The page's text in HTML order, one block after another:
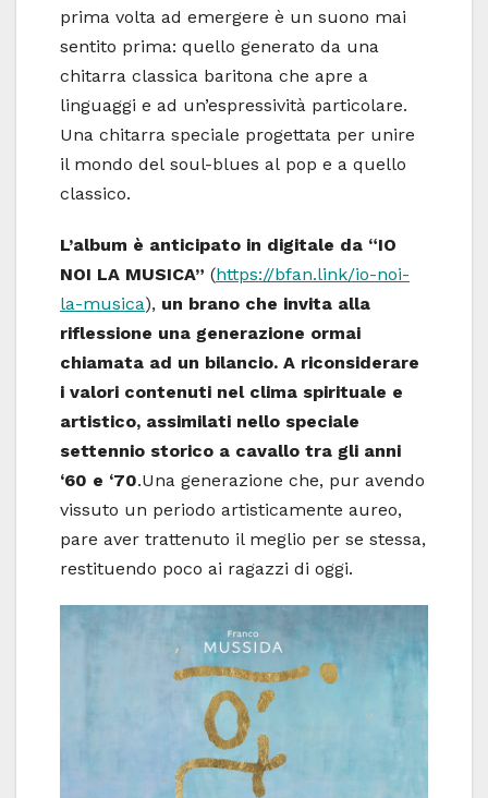
prima volta ad emergere è un suono mai
sentito prima: quello generato da una
chitarra classica baritona che apre a
linguaggi e ad un’espressività particolare.
Una chitarra speciale progettata per unire
il mondo del soul-blues al pop e a quello
classico.
L’album è anticipato in digitale da “IO
NOI LA MUSICA” (https://bfan.link/io-noi-
la-musica), un brano che invita alla
riflessione una generazione ormai
chiamata ad un bilancio. A riconsiderare
i valori contenuti nel clima spirituale e
artistico, assimilati nello speciale
settennio storico a cavallo tra gli anni
‘60 e ‘70.Una generazione che, pur avendo
vissuto un periodo artisticamente aureo,
pare aver trattenuto il meglio per se stessa,
restituendo poco ai ragazzi di oggi.